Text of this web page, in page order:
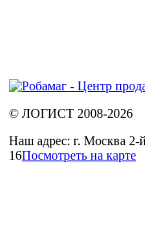
© ЛОГИСТ 2008-2026
Наш адрес: г. Москва 2-
16Посмотреть на карте